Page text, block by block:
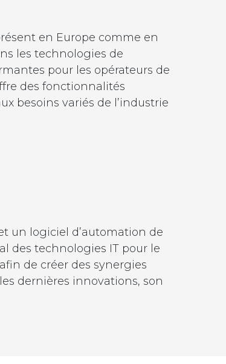
en Europe comme en
les technologies de
pour les opérateurs de
des fonctionnalités
besoins variés de l’industrie
un logiciel d’automation de
des technologies IT pour le
de créer des synergies
dernières innovations, son